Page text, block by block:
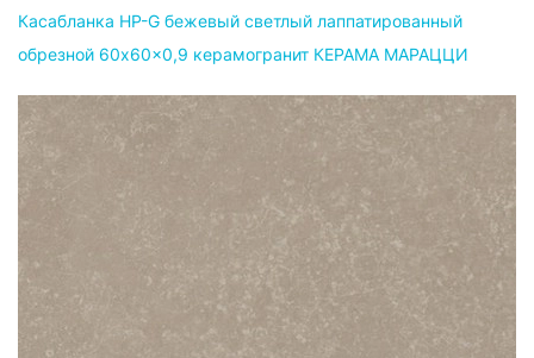
Касабланка HP-G бежевый светлый лаппатированный
обрезной 60x60x0,9 керамогранит КЕРАМА МАРАЦЦИ